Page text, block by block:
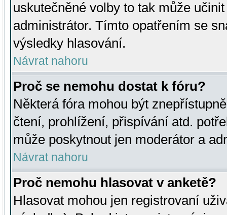
uskutečněné volby to tak může
administrátor. Tímto opatřením se
výsledky hlasování.
Návrat nahoru
Proč se nemohu dostat k fóru?
Některá fóra mohou být
čtení, prohlížení, přispívání atd.
může poskytnout jen moderátor a
Návrat nahoru
Proč nemohu hlasovat v anketě?
Hlasovat mohou jen registrovaní